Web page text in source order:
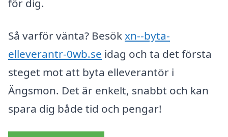
för dig.
Så varför vänta? Besökxn--byta-
elleverantr-0wb.se idag och ta det första
steget mot att byta elleverantör i
Ängsmon. Det är enkelt, snabbt och kan
spara dig både tid och pengar!